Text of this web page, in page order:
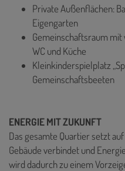
Private Außenflächen:
Eigengarten
Gemeinschaftsraum mit
WC und Küche
Kleinkinderspielplatz
Gemeinschaftsbeeten
ENERGIE MIT ZUKUNFT
Das gesamte Quartier setzt
Gebäude verbindet und
wird dadurch zu einem